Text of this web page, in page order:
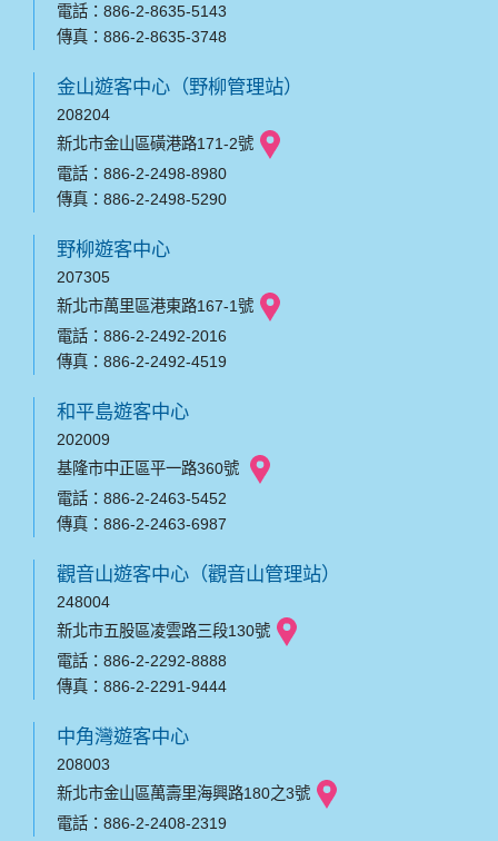
電話：886-2-8635-5143
傳真：886-2-8635-3748
金山遊客中心（野柳管理站）
208204
新北市金山區磺港路171-2號
電話：886-2-2498-8980
傳真：886-2-2498-5290
野柳遊客中心
207305
新北市萬里區港東路167-1號
電話：886-2-2492-2016
傳真：886-2-2492-4519
和平島遊客中心
202009
基隆市中正區平一路360號
電話：886-2-2463-5452
傳真：886-2-2463-6987
觀音山遊客中心（觀音山管理站）
248004
新北市五股區凌雲路三段130號
電話：886-2-2292-8888
傳真：886-2-2291-9444
中角灣遊客中心
208003
新北市金山區萬壽里海興路180之3號
電話：886-2-2408-2319